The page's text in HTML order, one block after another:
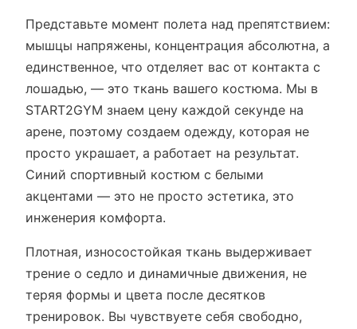
Представьте момент полета над препятствием:
мышцы напряжены, концентрация абсолютна, а
единственное, что отделяет вас от контакта с
лошадью, — это ткань вашего костюма. Мы в
START2GYM знаем цену каждой секунде на
арене, поэтому создаем одежду, которая не
просто украшает, а работает на результат.
Синий спортивный костюм с белыми
акцентами — это не просто эстетика, это
инженерия комфорта.
Плотная, износостойкая ткань выдерживает
трение о седло и динамичные движения, не
теряя формы и цвета после десятков
тренировок. Вы чувствуете себя свободно,